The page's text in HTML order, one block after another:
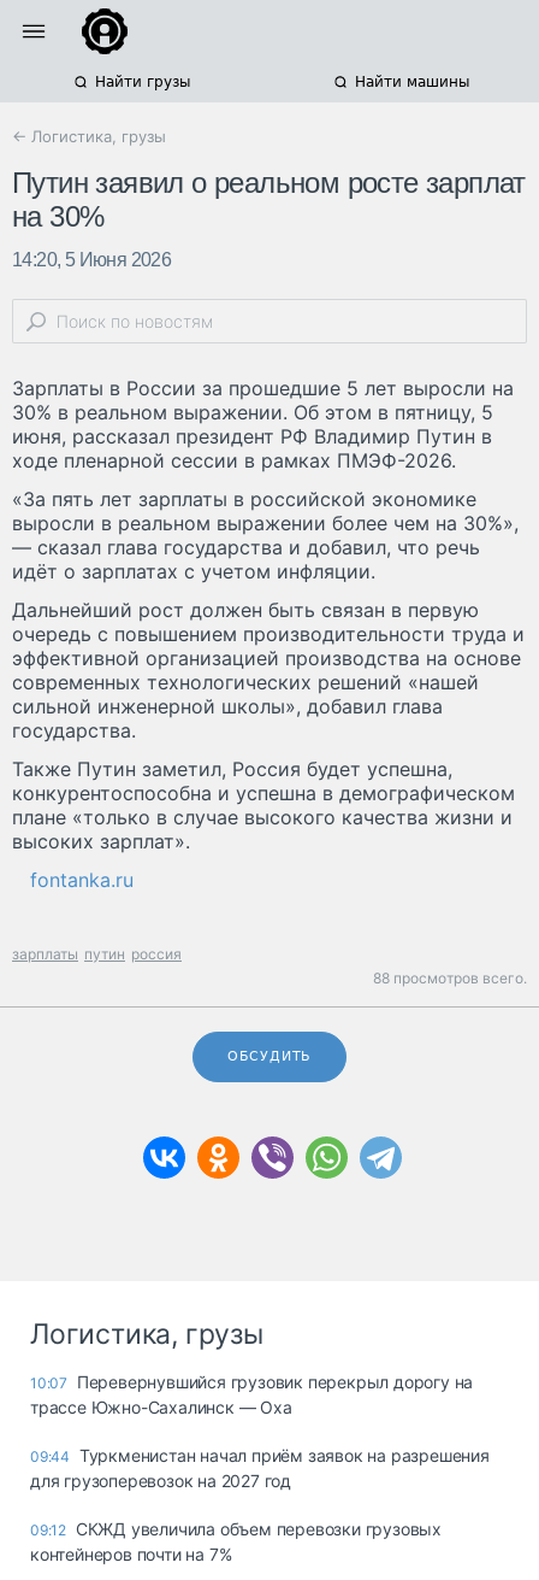
Найти грузы Найти машины
← Логистика, грузы
Путин заявил о реальном росте зарплат
на 30%
14:20, 5 Июня 2026
Зарплаты в России за прошедшие 5 лет выросли на
30% в реальном выражении. Об этом в пятницу, 5
июня, рассказал президент РФ Владимир Путин в
ходе пленарной сессии в рамках ПМЭФ-2026.
«За пять лет зарплаты в российской экономике
выросли в реальном выражении более чем на 30%»,
— сказал глава государства и добавил, что речь
идёт о зарплатах с учетом инфляции.
Дальнейший рост должен быть связан в первую
очередь с повышением производительности труда и
эффективной организацией производства на основе
современных технологических решений «нашей
сильной инженерной школы», добавил глава
государства.
Также Путин заметил, Россия будет успешна,
конкурентоспособна и успешна в демографическом
плане «только в случае высокого качества жизни и
высоких зарплат».
fontanka.ru
зарплаты путин россия
88 просмотров всего.
ОБСУДИТЬ
Логистика, грузы
10:07
Перевернувшийся грузовик перекрыл дорогу на
трассе Южно-Сахалинск — Оха
09:44 Туркменистан начал приём заявок на разрешения
для грузоперевозок на 2027 год
09:12 СКЖД увеличила объем перевозки грузовых
контейнеров почти на 7%